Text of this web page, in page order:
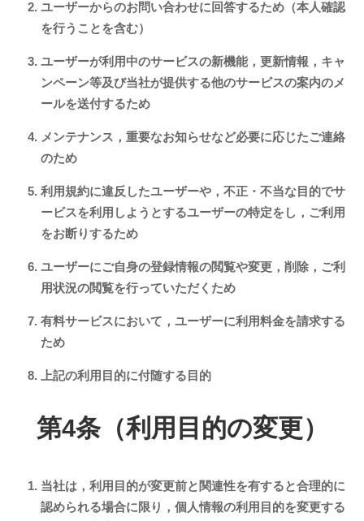
ユーザーからのお問い合わせに回答するため（本人確認
を行うことを含む）
ユーザーが利用中のサービスの新機能，更新情報，キャ
ンペーン等及び当社が提供する他のサービスの案内のメ
ールを送付するため
メンテナンス，重要なお知らせなど必要に応じたご連絡
のため
利用規約に違反したユーザーや，不正・不当な目的でサ
ービスを利用しようとするユーザーの特定をし，ご利用
をお断りするため
ユーザーにご自身の登録情報の閲覧や変更，削除，ご利
用状況の閲覧を行っていただくため
有料サービスにおいて，ユーザーに利用料金を請求する
ため
上記の利用目的に付随する目的
第4条（利用目的の変更）
当社は，利用目的が変更前と関連性を有すると合理的に
認められる場合に限り，個人情報の利用目的を変更する